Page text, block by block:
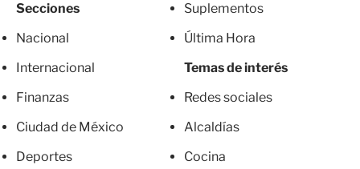
Secciones
Nacional
Internacional
Finanzas
Ciudad de México
Deportes
Suplementos
Última Hora
Temas de interés
Redes sociales
Alcaldías
Cocina